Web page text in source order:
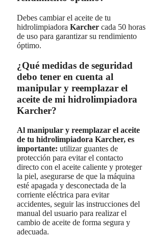
Debes cambiar el aceite de tu
hidrolimpiadora Karcher cada 50 horas
de uso para garantizar su rendimiento
óptimo.
¿Qué medidas de seguridad
debo tener en cuenta al
manipular y reemplazar el
aceite de mi hidrolimpiadora
Karcher?
Al manipular y reemplazar el aceite
de tu hidrolimpiadora Karcher, es
importante: utilizar guantes de
protección para evitar el contacto
directo con el aceite caliente y proteger
la piel, asegurarse de que la máquina
esté apagada y desconectada de la
corriente eléctrica para evitar
accidentes, seguir las instrucciones del
manual del usuario para realizar el
cambio de aceite de forma segura y
adecuada.